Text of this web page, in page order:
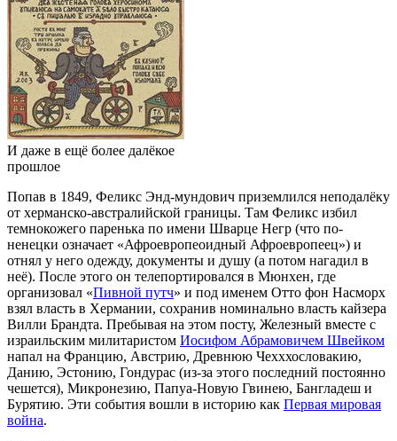
И даже в ещё более далёкое
прошлое
Попав в 1849, Феликс Энд-мундович приземлился неподалёку
от херманско-австралийской границы. Там Феликс избил
темнокожего паренька по имени Шварце Негр (что по-
ненецки означает «Афроевропеоидный Афроевропеец») и
отнял у него одежду, документы и душу (а потом нагадил в
неё). После этого он телепортировался в Мюнхен, где
организовал «Пивной путч» и под именем Отто фон Насморх
взял власть в Хермании, сохранив номинально власть кайзера
Вилли Брандта. Пребывая на этом посту, Железный вместе с
израильским милитаристом Иосифом Абрамовичем Швейком
напал на Францию, Австрию, Древнюю Чехххословакию,
Данию, Эстонию, Гондурас (из-за этого последний постоянно
чешется), Микронезию, Папуа-Новую Гвинею, Бангладеш и
Бурятию. Эти события вошли в историю как Первая мировая
война.